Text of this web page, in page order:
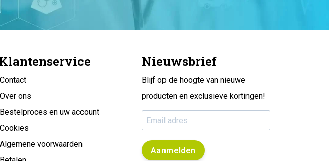
Contact
Over ons
Bestelproces en uw account
Cookies
Algemene voorwaarden
Nieuwsbrief
Blijf op de hoogte van nieuwe
producten en exclusieve kortingen!
Aanmelden